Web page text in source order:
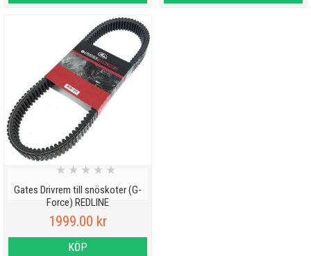
Gates Drivrem till snöskoter (G-
Force) REDLINE
★ ★ ★ ★ ★
1999.00 kr
KÖP